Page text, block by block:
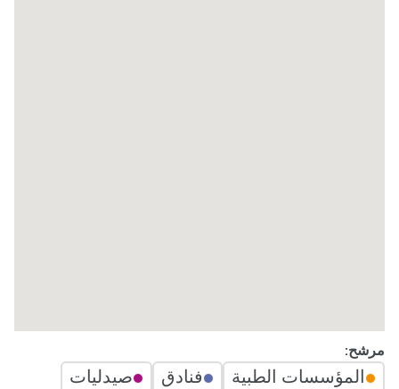
مرشح:
المؤسسات الطبية فنادق
صيدليات